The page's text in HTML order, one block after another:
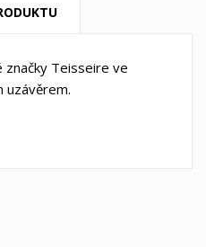
značky Teisseire ve
uzávěrem.